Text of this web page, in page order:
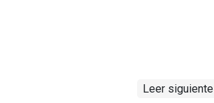
Leer siguiente